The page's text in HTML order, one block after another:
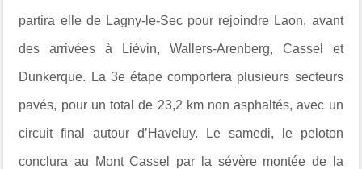
partira elle de Lagny-le-Sec pour rejoindre Laon, avant
des arrivées à Liévin, Wallers-Arenberg, Cassel et
Dunkerque. La 3e étape comportera plusieurs secteurs
pavés, pour un total de 23,2 km non asphaltés, avec un
circuit final autour d’Haveluy. Le samedi, le peloton
conclura au Mont Cassel par la sévère montée de la